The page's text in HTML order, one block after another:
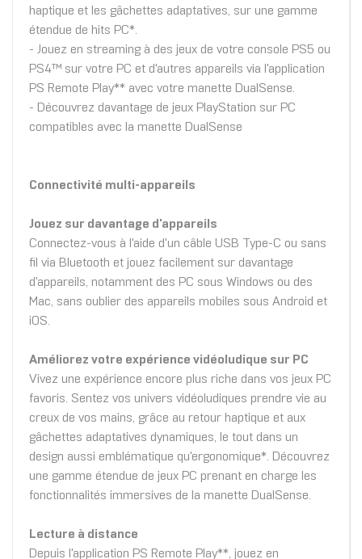
haptique et les gâchettes adaptatives, sur une gamme
étendue de hits PC*.
- Jouez en streaming à des jeux de votre console PS5 ou
PS4™ sur votre PC et d'autres appareils via l'application
PS Remote Play** avec votre manette DualSense.
- Découvrez davantage de jeux PlayStation sur PC
compatibles avec la manette DualSense
Connectivité multi-appareils
Jouez sur davantage d'appareils
Connectez-vous à l'aide d'un câble USB Type-C ou sans
fil via Bluetooth et jouez facilement sur davantage
d'appareils, notamment des PC sous Windows ou des
Mac, sans oublier des appareils mobiles sous Android et
iOS.
Améliorez votre expérience vidéoludique sur PC
Vivez une expérience encore plus riche dans vos jeux PC
favoris. Sentez vos univers vidéoludiques prendre vie au
creux de vos mains, grâce au retour haptique et aux
gâchettes adaptatives dynamiques, le tout dans un
design aussi emblématique qu'ergonomique*. Découvrez
une gamme étendue de jeux PC prenant en charge les
fonctionnalités immersives de la manette DualSense.
Lecture à distance
Depuis l'application PS Remote Play**, jouez en